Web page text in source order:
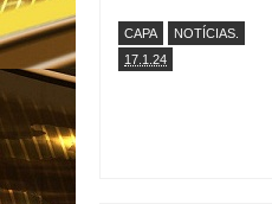
CAPA
NOTÍCIAS.
17.1.24